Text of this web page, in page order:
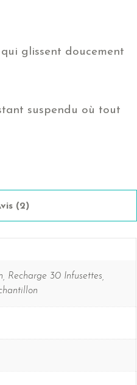
glissent doucement
suspendu où tout
(2)
Recharge 30 Infusettes,